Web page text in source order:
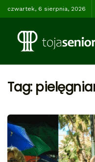
czwartek, 6 sierpnia, 2026
Tag: